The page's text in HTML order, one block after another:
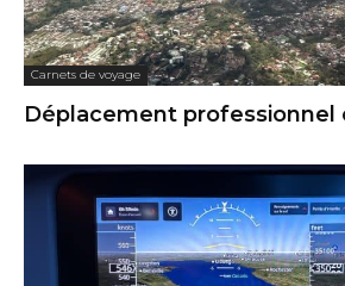
Carnets de voyage
Déplacement professionnel